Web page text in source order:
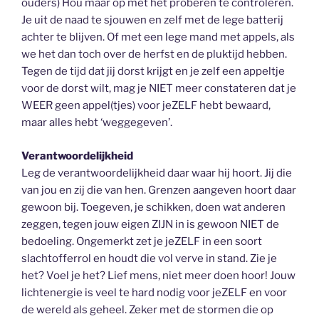
ouders) Hou maar op met het proberen te controleren.
Je uit de naad te sjouwen en zelf met de lege batterij
achter te blijven. Of met een lege mand met appels, als
we het dan toch over de herfst en de pluktijd hebben.
Tegen de tijd dat jij dorst krijgt en je zelf een appeltje
voor de dorst wilt, mag je NIET meer constateren dat je
WEER geen appel(tjes) voor jeZELF hebt bewaard,
maar alles hebt ‘weggegeven’.
Verantwoordelijkheid
Leg de verantwoordelijkheid daar waar hij hoort. Jij die
van jou en zij die van hen. Grenzen aangeven hoort daar
gewoon bij. Toegeven, je schikken, doen wat anderen
zeggen, tegen jouw eigen ZIJN in is gewoon NIET de
bedoeling. Ongemerkt zet je jeZELF in een soort
slachtofferrol en houdt die vol verve in stand. Zie je
het? Voel je het? Lief mens, niet meer doen hoor! Jouw
lichtenergie is veel te hard nodig voor jeZELF en voor
de wereld als geheel. Zeker met de stormen die op